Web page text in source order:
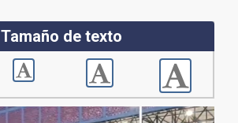
Tamaño de texto